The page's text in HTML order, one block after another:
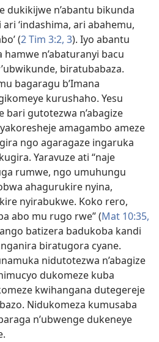
dukikijwe n’abantu bikunda
‘indashima, ari abahemu,
(2 Tim 3:2, 3). Iyo abantu
n’abaturanyi bacu
biratubabaza.
bagaragu b’Imana
kurushaho. Yesu
bari gutotezwa n’abagize
amagambo ameze
ngo agaragaze ingaruka
Yaravuze ati “naje
rumwe, ngo umuhungu
ahagurukire nyina,
nyirabukwe. Koko rero,
abo mu rugo rwe” (Mat 10:35,
batizera badukoba kandi
biratugora cyane.
nidutotezwa n’abagize
dukomeze kuba
kwihangana dutegereje
Nidukomeza kumusaba
n’ubwenge dukeneye